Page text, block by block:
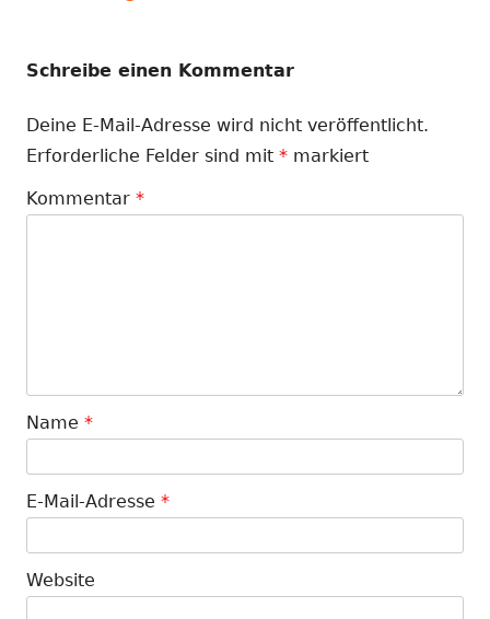
Schreibe einen Kommentar
Deine E-Mail-Adresse wird nicht veröffentlicht.
Erforderliche Felder sind mit * markiert
Kommentar *
Name *
E-Mail-Adresse *
Website